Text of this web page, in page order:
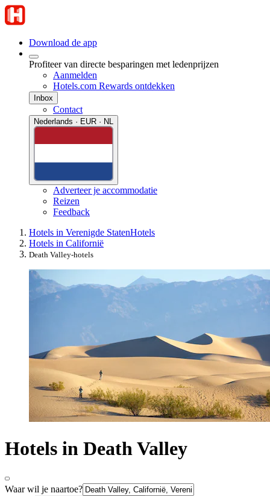
Download de app
Profiteer van directe besparingen met ledenprijzen
Aanmelden
Hotels.com Rewards ontdekken
Inbox
Contact
Nederlands · EUR · NL
Adverteer je accommodatie
Reizen
Feedback
Hotels in Verenigde StatenHotels
Hotels in Californië
Death Valley-hotels
Hotels in Death Valley
Waar wil je naartoe?